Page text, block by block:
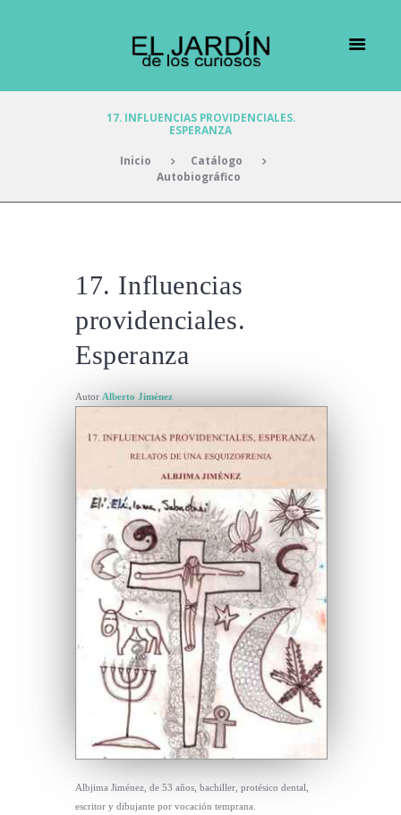
17. INFLUENCIAS PROVIDENCIALES.
ESPERANZA
Inicio
Catálogo
Autobiográfico
17. Influencias
providenciales.
Esperanza
Autor Alberto Jiménez
Albjima Jiménez, de 53 años, bachiller, protésico dental,
escritor y dibujante por vocación temprana.